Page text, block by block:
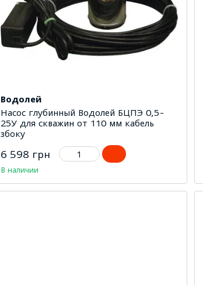
Водолей
Насос глубинный Водолей БЦПЭ 0,5-
25У для скважин от 110 мм кабель
збоку
6 598 грн
В наличии